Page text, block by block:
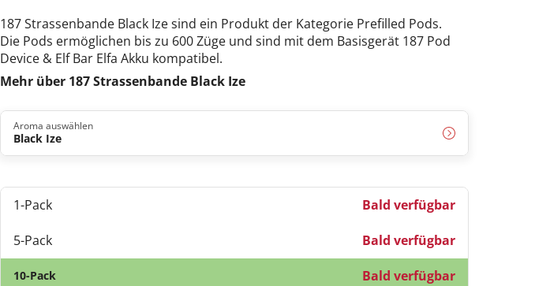
187 Strassenbande Black Ize sind ein Produkt der Kategorie Prefilled Pods.
Die Pods ermöglichen bis zu 600 Züge und sind mit dem Basisgerät 187 Pod
Device & Elf Bar Elfa Akku kompatibel.
Mehr über 187 Strassenbande Black Ize
Aroma auswählen
Black Ize
1-Pack Bald verfügbar
5-Pack Bald verfügbar
10-Pack Bald verfügbar